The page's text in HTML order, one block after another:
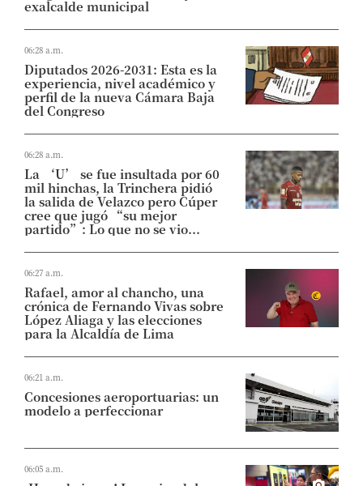
exalcalde municipal
06:28 a.m.
Diputados 2026-2031: Esta es la
experiencia, nivel académico y
perfil de la nueva Cámara Baja
del Congreso
06:28 a.m.
La ‘U’ se fue insultada por 60
mil hinchas, la Trinchera pidió
la salida de Velazco pero Cúper
cree que jugó “su mejor
partido”: Lo que no se vio...
06:27 a.m.
Rafael, amor al chancho, una
crónica de Fernando Vivas sobre
López Aliaga y las elecciones
para la Alcaldía de Lima
06:21 a.m.
Concesiones aeroportuarias: un
modelo a perfeccionar
06:05 a.m.